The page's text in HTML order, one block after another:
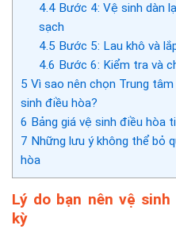
4.4Bước 4: Vệ sinh dàn
sạch
4.5 Bước 5: Lau khô và
4.6 Bước 6: Kiểm tra và
5 Vì sao nên chọn Trung
sinh điều hòa?
6 Bảng giá vệ sinh điều hòa
7 Những lưu ý không thể bỏ
hòa
Lý do bạn nên vệ
kỳ